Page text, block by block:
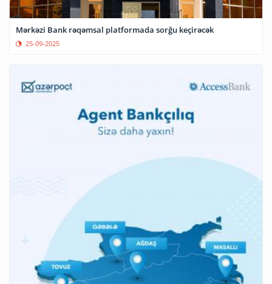
Mərkəzi Bank rəqəmsal platformada sorğu keçirəcək
25-09-2025